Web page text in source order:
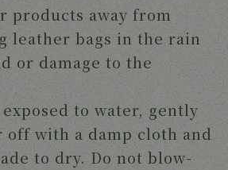
products away from
leather bags in the rain
or damage to the
to water, gently
off with a damp cloth and
to dry. Do not blow-